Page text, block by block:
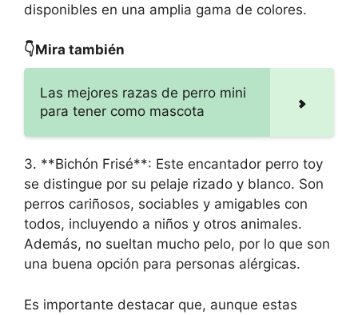
disponibles en una amplia gama de colores.
👇Mira también
Las mejores razas de perro mini
para tener como mascota
3. **Bichón Frisé**: Este encantador perro toy
se distingue por su pelaje rizado y blanco. Son
perros cariñosos, sociables y amigables con
todos, incluyendo a niños y otros animales.
Además, no sueltan mucho pelo, por lo que son
una buena opción para personas alérgicas.
Es importante destacar que, aunque estas